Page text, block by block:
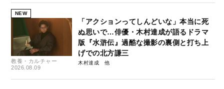
NEW
教養・カルチャー
2026.08.09
「アクションってしんどいな」本当に死
ぬ思いで…俳優・木村達成が語るドラマ
版『水滸伝』過酷な撮影の裏側と打ち上
げでの北方謙三
木村達成